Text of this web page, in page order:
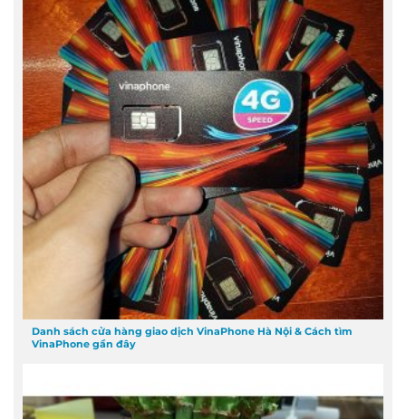
Danh sách cửa hàng giao dịch VinaPhone Hà Nội & Cách tìm
VinaPhone gần đây